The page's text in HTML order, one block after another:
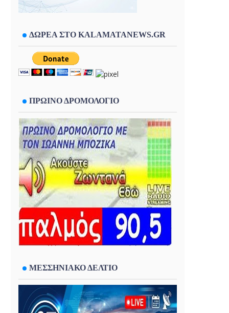
ΔΩΡΕΑ ΣΤΟ KALAMATANEWS.GR
ΠΡΩΙΝΟ ΔΡΟΜΟΛΟΓΙΟ
ΜΕΣΣΗΝΙΑΚΟ ΔΕΛΤΙΟ